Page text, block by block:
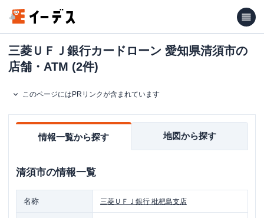
三菱ＵＦＪ銀行カードローン 愛知県清須市の
店舗・ATM (2件)
このページにはPRリンクが含まれています
情報一覧から探す 地図から探す
清須市の情報一覧
名称 三菱ＵＦＪ銀行 枇杷島支店